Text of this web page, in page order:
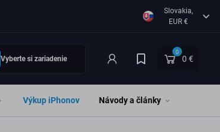
Slovakia,
EUR €
Vyberte si zariadenie
0
0 €
Výkup iPhonov Návody a články